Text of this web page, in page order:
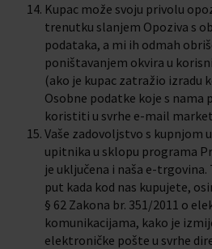
Kupac može svoju privolu
trenutku slanjem Opoziva s
podataka, a mi ih odmah
poništavanjem okvira u
(ako je kupac zatražio izradu
Osobne podatke koje s nama
koristiti u svrhe e-mail
Vaše zadovoljstvo s kupnjom
upitnika u sklopu programa
je uključena i naša e-trgovina.
put kada kod nas kupujete,
§ 62 Zakona br. 351/2011 o
komunikacijama, kako je
elektroničke pošte u svrhe